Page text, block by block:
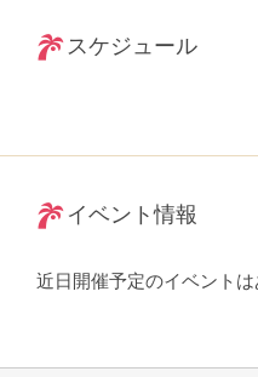
スケジュール
イベント情報
近日開催予定のイベント